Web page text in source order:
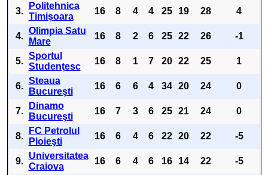
3.
Politehnica
Timişoara
16 8 4 4 25 19 28 4
4.
Olimpia Satu
Mare
16 8 2 6 25 22 26 -1
5.
Sportul
Studenţesc
16 8 1 7 20 22 25 1
6.
Steaua
Bucureşti
16 6 6 4 34 20 24 0
7.
Dinamo
Bucureşti
16 7 3 6 25 21 24 0
8.
FC Petrolul
Ploieşti
16 6 4 6 22 20 22 -5
9.
Universitatea
Craiova
16 6 4 6 16 14 22 -5